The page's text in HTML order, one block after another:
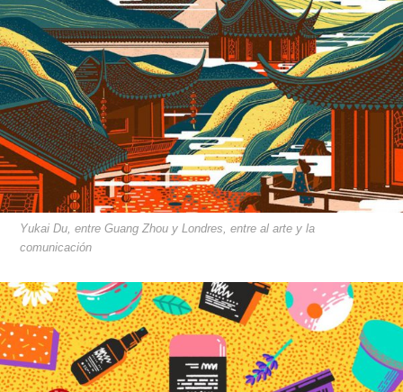
Yukai Du, entre Guang Zhou y Londres, entre al arte y la
comunicación